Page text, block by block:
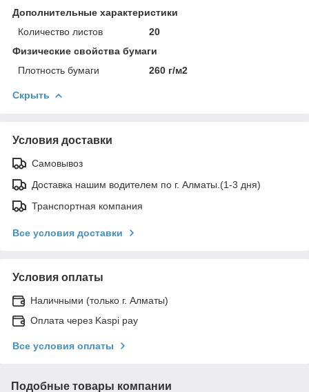
Дополнительные характеристики
Количество листов
20
Физические свойства бумаги
Плотность бумаги
260 г/м2
Скрыть
Условия доставки
Самовывоз
Доставка нашим водителем по г. Алматы.(1-3 дня)
Транспортная компания
Все условия доставки
Условия оплаты
Наличными (только г. Алматы)
Оплата через Kaspi pay
Все условия оплаты
Подобные товары компании